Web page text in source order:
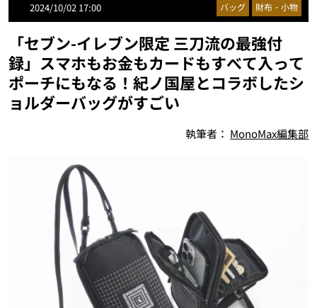
2024/10/02 17:00 バッグ 財布・小物
「セブン-イレブン限定 三刀流の最強付
録」スマホもお金もカードもすべて入って
ポーチにもなる！紀ノ国屋とコラボしたシ
ョルダーバッグがすごい
執筆者： MonoMax編集部